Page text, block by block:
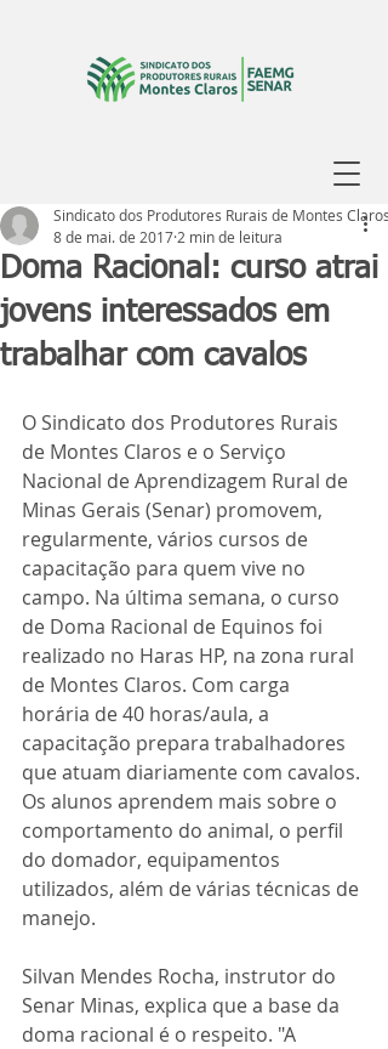
Doma Racional: curso atrai
jovens interessados em
trabalhar com cavalos
Sindicato dos Produtores Rurais de Montes Claros
8 de mai. de 2017 2 min de leitura
​O Sindicato dos Produtores Rurais
de Montes Claros e o Serviço
Nacional de Aprendizagem Rural de
Minas Gerais (Senar) promovem,
regularmente, vários cursos de
capacitação para quem vive no
campo. Na última semana, o curso
de Doma Racional de Equinos foi
realizado no Haras HP, na zona rural
de Montes Claros. Com carga
horária de 40 horas/aula, a
capacitação prepara trabalhadores
que atuam diariamente com cavalos.
Os alunos aprendem mais sobre o
comportamento do animal, o perfil
do domador, equipamentos
utilizados, além de várias técnicas de
manejo.
Silvan Mendes Rocha, instrutor do
Senar Minas, explica que a base da
doma racional é o respeito. "A